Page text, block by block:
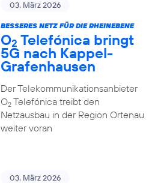
03. März 2026
BESSERES NETZ FÜR DIE RHEINEBENE
O2 Telefónica bringt
5G nach Kappel-
Grafenhausen
Der Telekommunikationsanbieter
O2Telefónica treibt den
Netzausbau in der Region Ortenau
weiter voran
03. März 2026